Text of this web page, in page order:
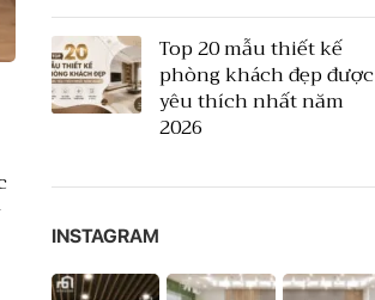
Top 20 mẫu thiết kế
phòng khách đẹp được
yêu thích nhất năm
2026
INSTAGRAM